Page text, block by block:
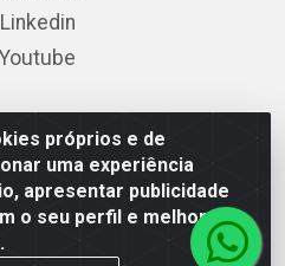
próprios e de
uma experiência
apresentar publicidade
o seu perfil e melhorar a
Linkedin
Youtube
BR 101, Km 163, S/N – Rio
CEP 29.900-983 – CNPJ
0001-33